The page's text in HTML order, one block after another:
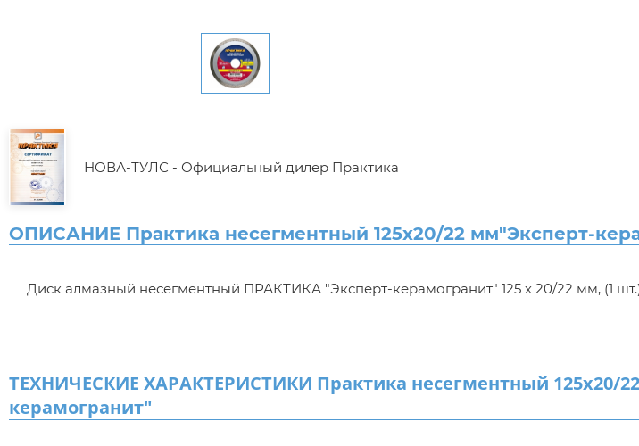
НОВА-ТУЛС - Официальный дилер Практика
ОПИСАНИЕ Практика несегментный 125х20/22 мм"Эксперт-
Диск алмазный несегментный ПРАКТИКА "Эксперт-керамогранит" 125 х 20/22 мм, (1
ТЕХНИЧЕСКИЕ ХАРАКТЕРИСТИКИ Практика несегментный 125х20/
керамогранит"